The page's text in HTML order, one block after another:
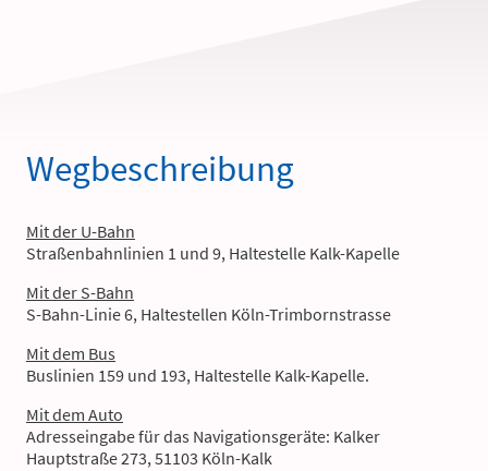
Wegbeschreibung
Mit der U-Bahn
Straßenbahnlinien 1 und 9, Haltestelle Kalk-Kapelle
Mit der S-Bahn
S-Bahn-Linie 6, Haltestellen Köln-Trimbornstrasse
Mit dem Bus
Buslinien 159 und 193, Haltestelle Kalk-Kapelle.
Mit dem Auto
Adresseingabe für das Navigationsgeräte: Kalker
Hauptstraße 273, 51103 Köln-Kalk